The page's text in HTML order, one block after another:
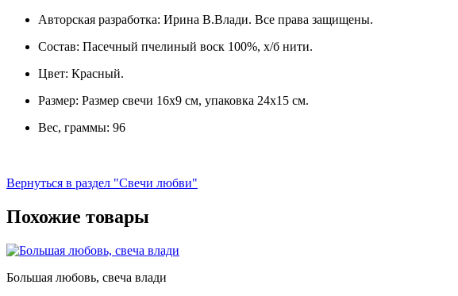
Авторская разработка: Ирина В.Влади. Все права защищены.
Состав: Пасечный пчелиный воск 100%, х/б нити.
Цвет: Красный.
Размер: Размер свечи 16х9 см, упаковка 24х15 см.
Вес, граммы: 96
Вернуться в раздел "Свечи любви"
Похожие товары
Большая любовь, свеча влади